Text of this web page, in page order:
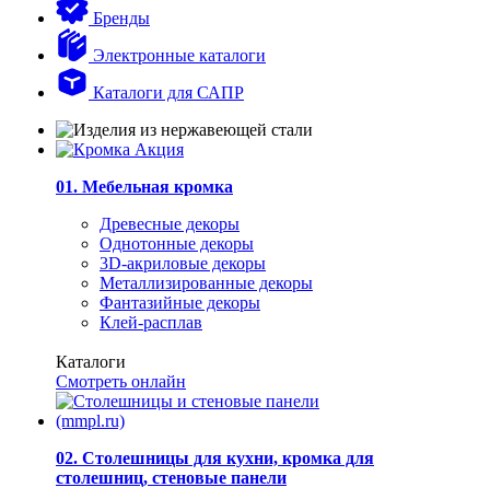
Бренды
Электронные каталоги
Каталоги для САПР
01. Мебельная кромка
Древесные декоры
Однотонные декоры
3D-акриловые декоры
Металлизированные декоры
Фантазийные декоры
Клей-расплав
Каталоги
Смотреть онлайн
02. Столешницы для кухни, кромка для
столешниц, стеновые панели